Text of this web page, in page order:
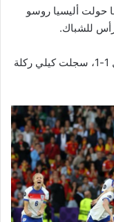
التعادل في الدقيقة 57 عندما حولت أليسيا روسو
للشباك.
وبعد نهاية الوقتين الأصلي والإضافي بالتعادل 1-1، سجلت كيلي ركلة